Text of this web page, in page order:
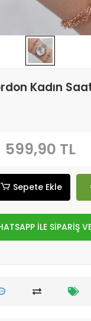
Kadın
599,90 TL
Sepete Ekle
İLE SİPARİŞ